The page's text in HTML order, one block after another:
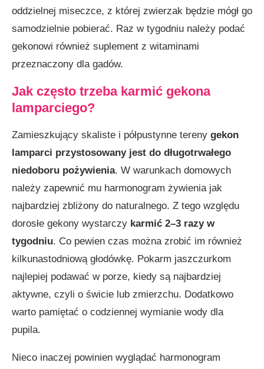
oddzielnej miseczce, z której zwierzak będzie mógł go
samodzielnie pobierać. Raz w tygodniu należy podać
gekonowi również suplement z witaminami
przeznaczony dla gadów.
Jak często trzeba karmić gekona
lamparciego?
Zamieszkujący skaliste i półpustynne tereny gekon
lamparci przystosowany jest do długotrwałego
niedoboru pożywienia. W warunkach domowych
należy zapewnić mu harmonogram żywienia jak
najbardziej zbliżony do naturalnego. Z tego względu
dorosłe gekony wystarczy karmić 2–3 razy w
tygodniu. Co pewien czas można zrobić im również
kilkunastodniową głodówkę. Pokarm jaszczurkom
najlepiej podawać w porze, kiedy są najbardziej
aktywne, czyli o świcie lub zmierzchu. Dodatkowo
warto pamiętać o codziennej wymianie wody dla
pupila.
Nieco inaczej powinien wyglądać harmonogram